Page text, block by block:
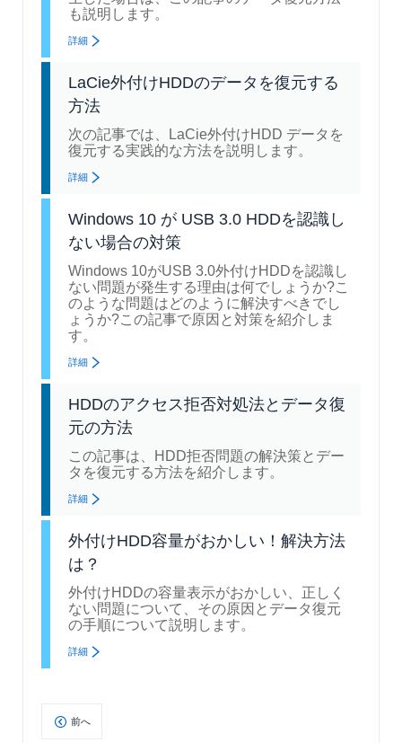
も説明します。
詳細
LaCie外付けHDDのデータを復元する
方法
次の記事では、LaCie外付けHDD データを
復元する実践的な方法を説明します。
詳細
Windows 10 が USB 3.0 HDDを認識し
ない場合の対策
Windows 10がUSB 3.0外付けHDDを認識し
ない問題が発生する理由は何でしょうか?こ
のような問題はどのように解決すべきでし
ょうか?この記事で原因と対策を紹介しま
す。
詳細
HDDのアクセス拒否対処法とデータ復
元の方法
この記事は、HDD拒否問題の解決策とデー
タを復元する方法を紹介します。
詳細
外付けHDD容量がおかしい！解決方法
は？
外付けHDDの容量表示がおかしい、正しく
ない問題について、その原因とデータ復元
の手順について説明します。
詳細
前へ